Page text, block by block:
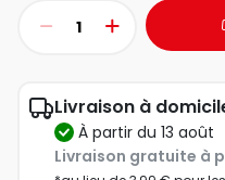
Livraison à
à partir du 13 août
Livraison gratuite à